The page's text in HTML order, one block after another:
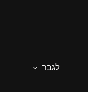
לגבר